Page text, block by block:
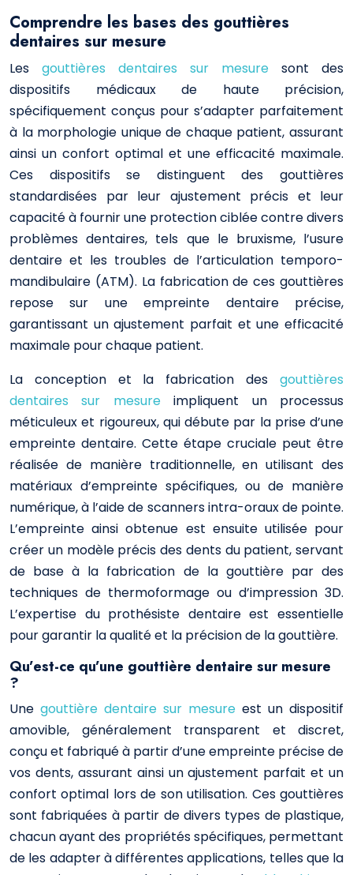
Comprendre les bases des gouttières
dentaires sur mesure
Les gouttières dentaires sur mesure sont des
dispositifs médicaux de haute précision,
spécifiquement conçus pour s’adapter parfaitement
à la morphologie unique de chaque patient, assurant
ainsi un confort optimal et une efficacité maximale.
Ces dispositifs se distinguent des gouttières
standardisées par leur ajustement précis et leur
capacité à fournir une protection ciblée contre divers
problèmes dentaires, tels que le bruxisme, l’usure
dentaire et les troubles de l’articulation temporo-
mandibulaire (ATM). La fabrication de ces gouttières
repose sur une empreinte dentaire précise,
garantissant un ajustement parfait et une efficacité
maximale pour chaque patient.
La conception et la fabrication des gouttières
dentaires sur mesureimpliquent un processus
méticuleux et rigoureux, qui débute par la prise d’une
empreinte dentaire. Cette étape cruciale peut être
réalisée de manière traditionnelle, en utilisant des
matériaux d’empreinte spécifiques, ou de manière
numérique, à l’aide de scanners intra-oraux de pointe.
L’empreinte ainsi obtenue est ensuite utilisée pour
créer un modèle précis des dents du patient, servant
de base à la fabrication de la gouttière par des
techniques de thermoformage ou d’impression 3D.
L’expertise du prothésiste dentaire est essentielle
pour garantir la qualité et la précision de la gouttière.
Qu’est-ce qu’une gouttière dentaire sur mesure
?
Une gouttière dentaire sur mesure est un dispositif
amovible, généralement transparent et discret,
conçu et fabriqué à partir d’une empreinte précise de
vos dents, assurant ainsi un ajustement parfait et un
confort optimal lors de son utilisation. Ces gouttières
sont fabriquées à partir de divers types de plastique,
chacun ayant des propriétés spécifiques, permettant
de les adapter à différentes applications, telles que la